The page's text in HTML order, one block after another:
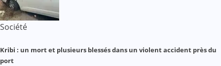
Société
Kribi : un mort et plusieurs blessés dans un violent accident près du
port